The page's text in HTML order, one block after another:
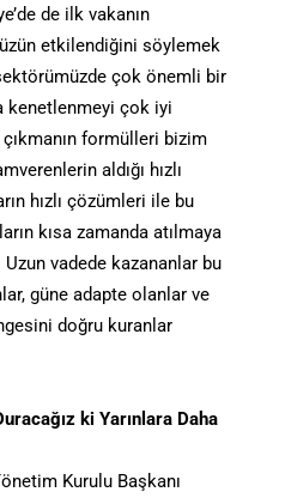
de ilk vakanın
etkilendiğini söylemek
çok önemli bir
kenetlenmeyi çok iyi
formülleri bizim
aldığı hızlı
hızlı çözümleri ile bu
kısa zamanda atılmaya
Uzun vadede kazananlar bu
güne adapte olanlar ve
doğru kuranlar
ki Yarınlara Daha
Kurulu Başkanı